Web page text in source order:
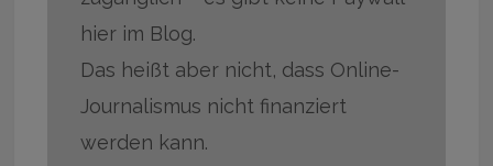
hier im Blog.
Das heißt aber nicht, dass Online-
Journalismus nicht finanziert
werden kann.